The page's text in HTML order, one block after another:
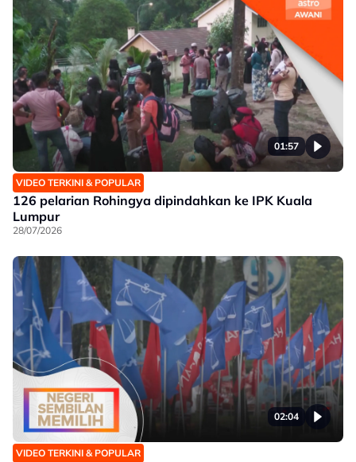
01:57
VIDEO TERKINI & POPULAR
126 pelarian Rohingya dipindahkan ke IPK Kuala
Lumpur
28/07/2026
02:04
VIDEO TERKINI & POPULAR